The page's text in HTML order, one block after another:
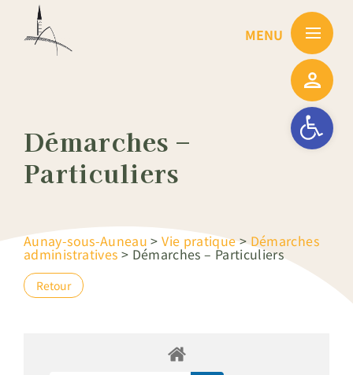
Ouvrir la
Démarches –
Particuliers
Aunay-sous-Auneau >Vie pratique>Démarches
administratives > Démarches – Particuliers
Retour